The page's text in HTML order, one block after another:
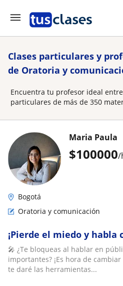
Clases particulares y
de Oratoria y
Encuentra tu profesor ideal
particulares de más de 350
$100000/
Maria Paula
Bogotá
Oratoria y comunicación
¡Pierde el miedo y habla
🎤 ¿Te bloqueas al hablar en
importantes? ¡Es hora de
te daré las herramientas...